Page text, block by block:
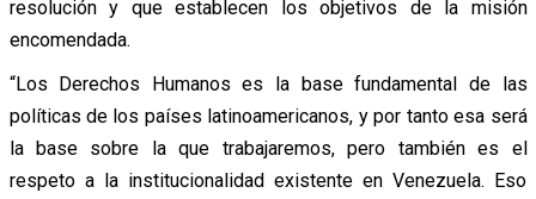
resolución y que establecen los objetivos de la misión
encomendada.
“Los Derechos Humanos es la base fundamental de las
políticas de los países latinoamericanos, y por tanto esa será
la base sobre la que trabajaremos, pero también es el
respeto a la institucionalidad existente en Venezuela. Eso